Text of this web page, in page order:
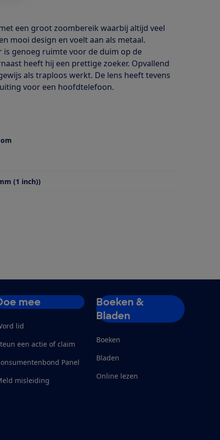
een groot zoombereik waarbij altijd veel
mooi design en voelt aan als metaal.
is genoeg ruimte voor de duim op de
heeft hij een prettige zoeker. Opvallend
als traploos werkt. De lens heeft tevens
voor een hoofdtelefoon.
(1 inch))
mee
lid
een actie of claim
Panel
misleiding
Boeken &
Bladen
Boeken
Bladen
Online lezen